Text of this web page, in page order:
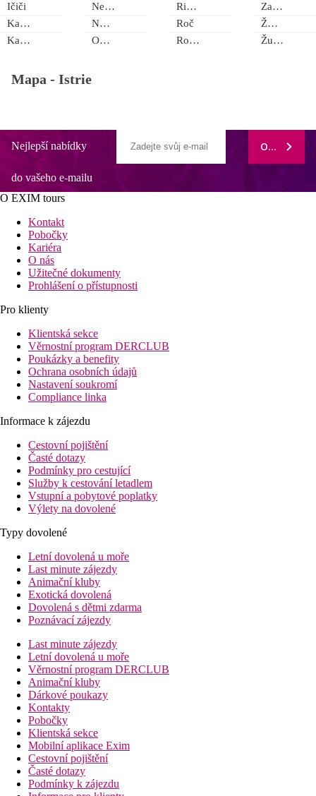
Ičiči
Kaštelir
Kavran
Nedešćina
Novigrad
Opatija
Ripenda Verbanci
Roč
Rovinj
Zamask
Žminj
Županići
Mapa - Istrie
Nejlepší nabídky
do vašeho e-mailu
ODEBÍRAT
O EXIM tours
Kontakt
Pobočky
Kariéra
O nás
Užitečné dokumenty
Prohlášení o přístupnosti
Pro klienty
Klientská sekce
Věrnostní program DERCLUB
Poukázky a benefity
Ochrana osobních údajů
Nastavení soukromí
Compliance linka
Informace k zájezdu
Cestovní pojištění
Časté dotazy
Podmínky pro cestující
Služby k cestování letadlem
Vstupní a pobytové poplatky
Výlety na dovolené
Typy dovolené
Letní dovolená u moře
Last minute zájezdy
Animační kluby
Exotická dovolená
Dovolená s dětmi zdarma
Poznávací zájezdy
Last minute zájezdy
Letní dovolená u moře
Věrnostní program DERCLUB
Animační kluby
Dárkové poukazy
Kontakty
Pobočky
Klientská sekce
Mobilní aplikace Exim
Cestovní pojištění
Časté dotazy
Podmínky k zájezdu